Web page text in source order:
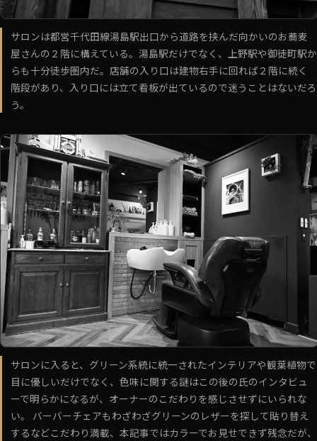
サロンは都営千代田線湯島駅出口から道路を挟んだ向かいのお蕎麦
屋さんの２階に構えている。湯島駅だけでなく、上野駅や御徒町駅か
らも十分徒歩圏内だ。店舗の入り口は建物右手に回れば２階に続く
階段があり、入り口には立て看板が出ているので迷うことはないだろ
う。
サロンに入ると、グリーン系統に統一されたインテリアや観葉植物で
目に優しいだけでなく、色味に関する謎はこの後の氏のインタビュ
ーで明らかになるが、オーナーのこだわりを感じさせずにいられな
い。 バーバーチェアもわざわざグリーンのレザーを探して貼り替え
するなどこだわり満載、本記事ではカラーでお見せできず残念だが、